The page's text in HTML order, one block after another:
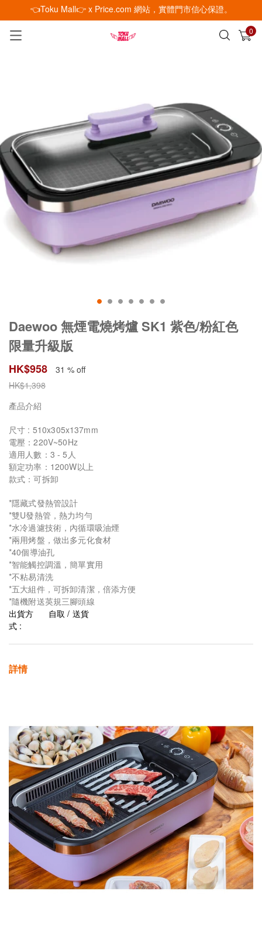
👈Toku Mall👉 x Price.com 網站，實體門市信心保證。
0
已加入購物車 查看
Daewoo 無煙電燒烤爐 SK1 紫色/粉紅色
限量升級版
HK$958
31 % off
HK$1,398
產品介紹
尺寸 : 510x305x137mm
電壓：220V~50Hz
適用人數：3 - 5人
額定功率：1200W以上
款式：可拆卸
*隱藏式發熱管設計
*雙U發熱管，熱力均勻
*水冷過濾技術，內循環吸油煙
*兩用烤盤，做出多元化食材
*40個導油孔
*智能觸控調溫，簡單實用
*不粘易清洗
*五大組件，可拆卸清潔，倍添方便
*隨機附送英規三腳頭線
出貨方
式 :
自取 / 送貨
詳情